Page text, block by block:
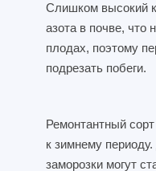
Слишком высокий
азота в почве, что
плодах, поэтому
подрезать побеги.
Ремонтантный
к зимнему
заморозки могут